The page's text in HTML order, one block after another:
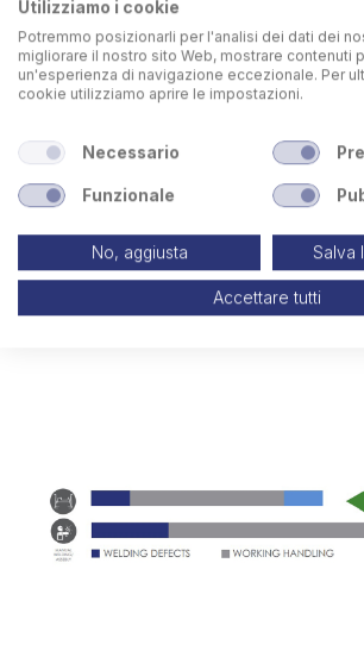
saldatura integrata nella macchina
Utilizziamo i cookie
Potremmo posizionarli per l'analisi dei dati dei
migliorare il nostro sito Web, mostrare contenuti
un'esperienza di navigazione eccezionale. Per
cookie utilizziamo aprire le impostazioni.
Necessario
Funzionale
No, aggiusta Salva
Accettare tutti